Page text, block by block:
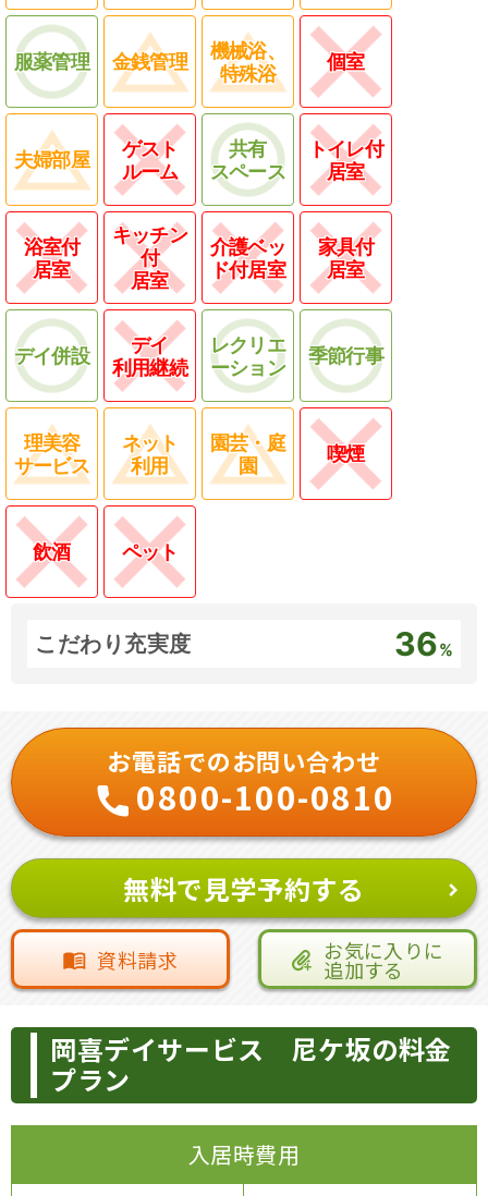
服薬管理 金銭管理
機械浴、
特殊浴
個室
夫婦部屋
ゲスト
ルーム
共有
スペース
トイレ付
居室
浴室付
居室
キッチン
付
居室
介護ベッ
ド付居室
家具付
居室
デイ併設
デイ
利用継続
レクリエ
ーション
季節行事
理美容
サービス
ネット
利用
園芸・庭
園
喫煙
飲酒 ペット
こだわり充実度 36%
お電話でのお問い合わせ
0800-100-0810
無料で見学予約する
資料請求 お気に入りに
追加する
岡喜デイサービス 尼ケ坂の料金
プラン
入居時費用